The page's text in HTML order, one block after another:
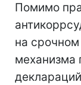
Помимо
на
механизма